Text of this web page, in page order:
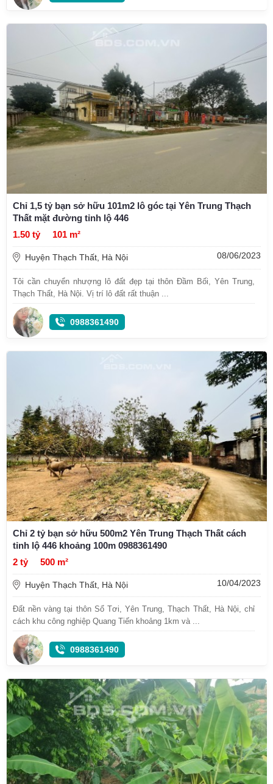
Chỉ 1,5 tỷ bạn sở hữu 101m2 lô góc tại Yên Trung Thạch
Thất mặt đường tỉnh lộ 446
1.50 tỷ
101 m²
Huyện Thạch Thất, Hà Nội 08/06/2023
Tôi cần chuyển nhượng lô đất đẹp tại thôn Đầm Bối, Yên Trung,
Thạch Thất, Hà Nội. Vị trí lô đất rất thuận ...
0988361490
Chỉ 2 tỷ bạn sở hữu 500m2 Yên Trung Thạch Thất cách
tỉnh lộ 446 khoảng 100m 0988361490
2 tỷ
500 m²
Huyện Thạch Thất, Hà Nội 10/04/2023
Đất nền vàng tại thôn Sổ Tơi, Yên Trung, Thạch Thất, Hà Nội, chỉ
cách khu công nghiệp Quang Tiến khoảng 1km và ...
0988361490